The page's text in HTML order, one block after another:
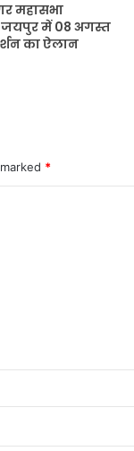
महासभा
जयपुर में 08 अगस्त
का ऐलान
*